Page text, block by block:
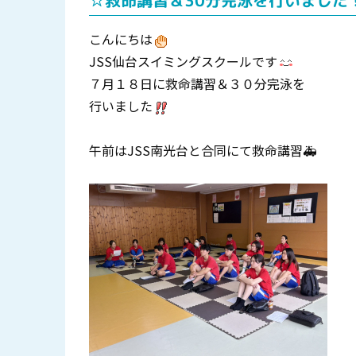
こんにちは
JSS仙台スイミングスクールです
７月１８日に救命講習＆３０分完泳を
行いました
午前はJSS南光台と合同にて救命講習🚑